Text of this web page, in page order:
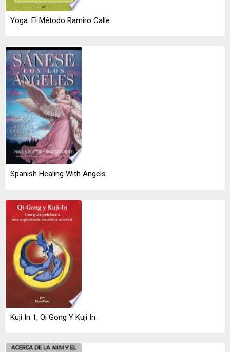
Yoga: El Método Ramiro Calle
Spanish Healing With Angels
Kuji In 1, Qi Gong Y Kuji In